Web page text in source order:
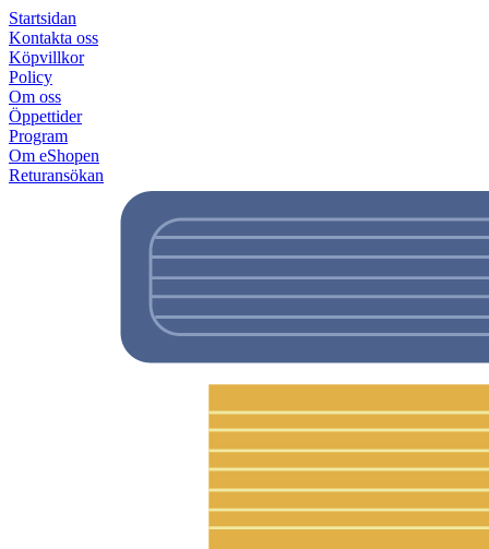
Startsidan
Kontakta oss
Köpvillkor
Policy
Om oss
Öppettider
Program
Om eShopen
Returansökan